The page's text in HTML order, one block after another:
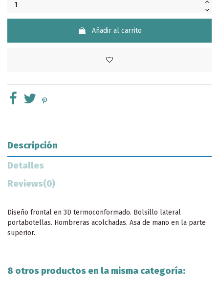
Añadir al carrito
Descripción
Detalles
Reviews(0)
Diseño frontal en 3D termoconformado. Bolsillo lateral
portabotellas. Hombreras acolchadas. Asa de mano en la parte
superior.
8 otros productos en la misma categoría: